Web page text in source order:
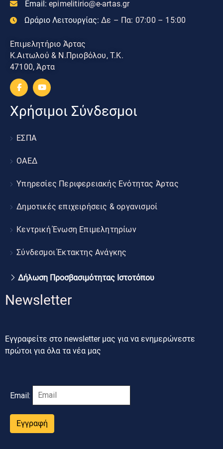
Email: epimelitirio@e-artas.gr
Ωράριο Λειτουργίας: Δε – Πα: 07:00 – 15:00
Επιμελητήριο Άρτας
Κ.Αιτωλού & Ν.Πριοβόλου, Τ.Κ.
47100, Άρτα
Χρήσιμοι Σύνδεσμοι
ΕΣΠΑ
ΟΑΕΔ
Υπηρεσίες Περιφερειακής Ενότητας Άρτας
Δημοτικές επιχειρήσεις & οργανισμοί
Κεντρική Ένωση Επιμελητηρίων
Σύνδεσμοι Έκτακτης Ανάγκης
Δήλωση Προσβασιμότητας Ιστοτόπου
Newsletter
Εγγραφείτε στο newsletter μας για να ενημερώνεστε
πρώτοι για όλα τα νέα μας
Email:
Εγγραφή